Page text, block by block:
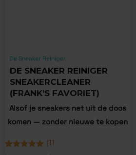
De Sneaker Reiniger
DE SNEAKER REINIGER
SNEAKERCLEANER
(FRANK’S FAVORIET)
Alsof je sneakers net uit de doos
komen — zonder nieuwe te kopen
(11